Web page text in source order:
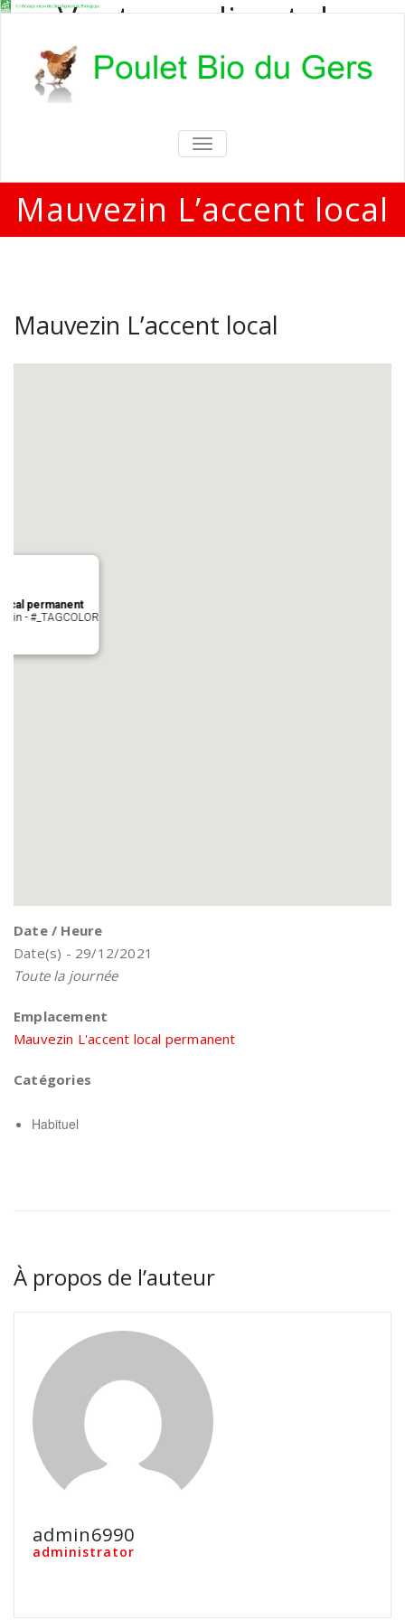
Vente en direct de
poulets bio
Vente en direct de poulets bio aux
particuliers et professionnels
TOGGLE
NAVIGATION
Mauvezin L’accent local
Mauvezin L’accent local
permanent
- #_TAGCOLOR
Date / Heure
Date(s) - 29/12/2021
Toute la journée
Emplacement
Mauvezin L'accent local permanent
Catégories
Habituel
À propos de l’auteur
admin6990
administrator